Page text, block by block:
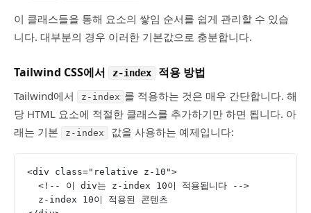
이 클래스들을 통해 요소의 쌓임 순서를 쉽게 관리할 수 있습
니다. 대부분의 경우 이러한 기본값으로 충분합니다.
Tailwind CSS에서 z-index 적용 방법
Tailwind에서 z-index 를 적용하는 것은 매우 간단합니다. 해
당 HTML 요소에 적절한 클래스를 추가하기만 하면 됩니다. 아
래는 기본
z-index 값을 사용하는 예제입니다:
<div class="relative z-10">
  <!-- 이 div는 z-index 10이 적용됩니다 -->
  z-index 10이 적용된 콘텐츠